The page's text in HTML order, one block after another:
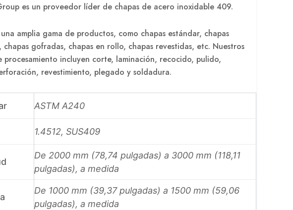
es un proveedor líder de chapas de acero inoxidable 409.
amplia gama de productos, como chapas estándar, chapas
chapas gofradas, chapas en rollo, chapas revestidas, etc. Nuestros
procesamiento incluyen corte, laminación, recocido, pulido,
revestimiento, plegado y soldadura.
ASTM A240
1.4512, SUS409
De 2000 mm (78,74 pulgadas) a 3000 mm (118,11
pulgadas), a medida
De 1000 mm (39,37 pulgadas) a 1500 mm (59,06
pulgadas), a medida